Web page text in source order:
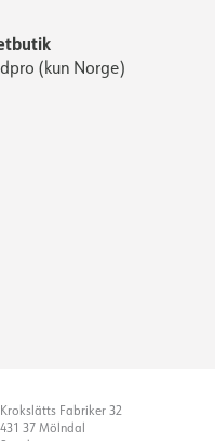
(kun Norge)
Krokslätts Fabriker 32
431 37 Mölndal